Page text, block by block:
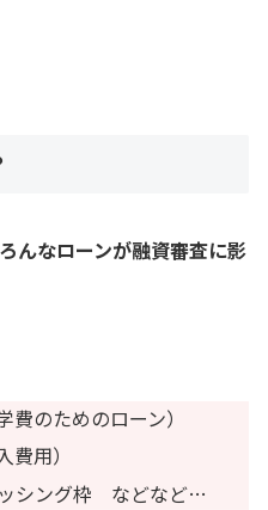
んなローンが融資審査に影
のためのローン）
用）
シング枠 などなど…